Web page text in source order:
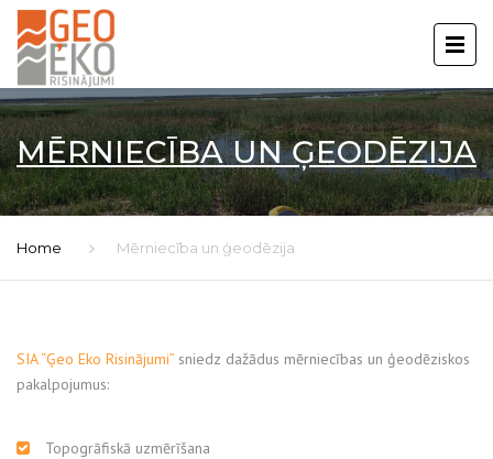
MĒRNIECĪBA UN ĢEODĒZIJA
Home Mērniecība un ģeodēzija
SIA “Ģeo Eko Risinājumi” sniedz dažādus mērniecības un ģeodēziskos
pakalpojumus:
Topogrāfiskā uzmērīšana